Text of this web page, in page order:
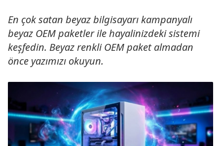
En çok satan beyaz bilgisayarı kampanyalı
beyaz OEM paketler ile hayalinizdeki sistemi
keşfedin. Beyaz renkli OEM paket almadan
önce yazımızı okuyun.